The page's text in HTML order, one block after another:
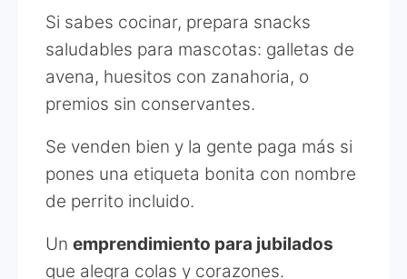
Si sabes cocinar, prepara snacks
saludables para mascotas: galletas de
avena, huesitos con zanahoria, o
premios sin conservantes.
Se venden bien y la gente paga más si
pones una etiqueta bonita con nombre
de perrito incluido.
Un emprendimiento para jubilados
que alegra colas y corazones.